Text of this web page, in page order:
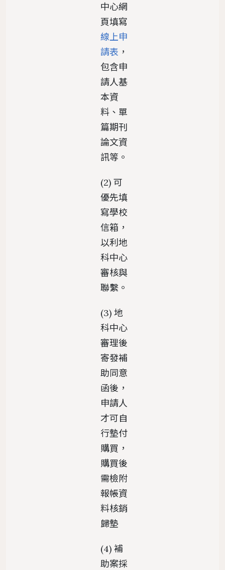
中心網
頁填寫
線上申
請表 ，
包含申
請人基
本資
料、單
篇期刊
論文資
訊等。
(2) 可
優先填
寫學校
信箱，
以利地
科中心
審核與
聯繫。
(3) 地
科中心
審理後
寄發補
助同意
函後，
申請人
才可自
行墊付
購買，
購買後
需檢附
報帳資
料核銷
歸墊
(4) 補
助案採